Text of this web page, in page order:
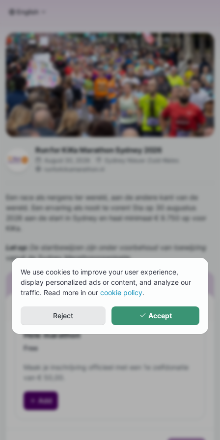
English
We use cookies to improve your user experience,
display personalized ads or content, and analyze our
traffic. Read more in our cookie policy.
Reject Accept
Run for KiKa Marathon Sydney 2026
August 30, 2026
Een race als nergens ter wereld, aan de andere kant van de
wereld. Een ervaring als nooit te voren! Sta op 30 augustus
2026 aan de start in Sydney en haal minimaal € 9.750 op voor
KiKa.
Let op:
De startbewijzen zijn onder voorbehoud van toewijzing
vanuit de Sydney Marathonorganisatie.
Algemeen
Hele marathon
Free
Maak je inschrijving officieel met een 1e zelfdonatie
van € 50,00.
Add